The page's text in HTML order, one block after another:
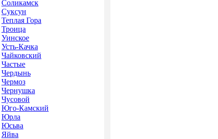
Соликамск
Суксун
Теплая Гора
Троица
Уинское
Усть-Качка
Чайковский
Частые
Чердынь
Чермоз
Чернушка
Чусовой
Юго-Камский
Юрла
Юсьва
Яйва